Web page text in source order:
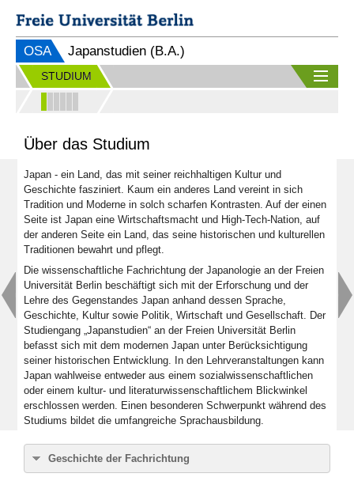
OSA Japanstudien (B.A.)
STUDIUM
Über das Studium
Japan - ein Land, das mit seiner reichhaltigen Kultur und
Geschichte fasziniert. Kaum ein anderes Land vereint in sich
Tradition und Moderne in solch scharfen Kontrasten. Auf der einen
Seite ist Japan eine Wirtschaftsmacht und High-Tech-Nation, auf
der anderen Seite ein Land, das seine historischen und kulturellen
Traditionen bewahrt und pflegt.
Die wissenschaftliche Fachrichtung der Japanologie an der Freien
Universität Berlin beschäftigt sich mit der Erforschung und der
Lehre des Gegenstandes Japan anhand dessen Sprache,
Geschichte, Kultur sowie Politik, Wirtschaft und Gesellschaft. Der
Studiengang „Japanstudien“ an der Freien Universität Berlin
befasst sich mit dem modernen Japan unter Berücksichtigung
seiner historischen Entwicklung. In den Lehrveranstaltungen kann
Japan wahlweise entweder aus einem sozialwissenschaftlichen
oder einem kultur- und literaturwissenschaftlichem Blickwinkel
erschlossen werden. Einen besonderen Schwerpunkt während des
Studiums bildet die umfangreiche Sprachausbildung.
Geschichte der Fachrichtung